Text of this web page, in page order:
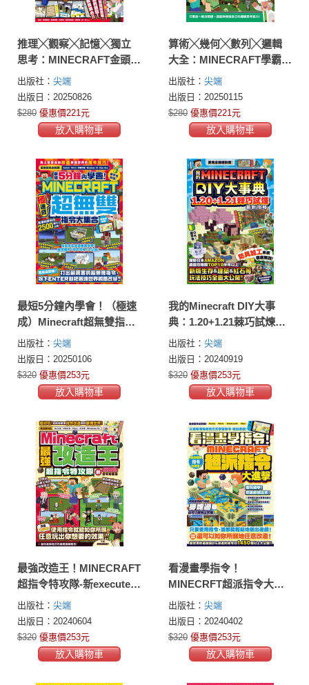
推理╳觀察╳記憶╳獨立
思考：MINECRAFT金頭腦
特訓
出版社： 尖端
出版日：20250826
$280 優惠價221元
放入購物車
算術╳幾何╳數列╳邏輯
大全：MINECRAFT學霸玩
數學
出版社： 尖端
出版日：20250115
$280 優惠價221元
放入購物車
最短5分鐘內學會！（極速
成）Minecraft超無雙指令
大集合
出版社： 尖端
出版日：20250106
$320 優惠價253元
放入購物車
我的Minecraft DIY大事
典：1.20+1.21棘巧試煉最
新攻略
出版社： 尖端
出版日：20240919
$320 優惠價253元
放入購物車
最強改造王！MINECRAFT
超指令特攻隊-新execute指
令對應版
出版社： 尖端
出版日：20240604
$320 優惠價253元
放入購物車
看漫畫學指令！
MINECRFT超派指令大進
擊
出版社： 尖端
出版日：20240402
$320 優惠價253元
放入購物車